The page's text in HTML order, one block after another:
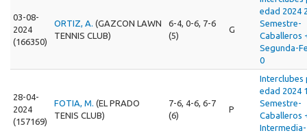
03-08-
2024
(166350)
ORTIZ, A. (GAZCON LAWN
TENNIS CLUB)
6-4, 0-6, 7-6
(5)
G
edad 2024
Semestre-
Caballeros
Segunda-
0
28-04-
2024
(157169)
FOTIA, M. (EL PRADO
TENIS CLUB)
7-6, 4-6, 6-7
(6)
P
Interclubes
edad 2024
Semestre-
Caballeros
Intermedia-